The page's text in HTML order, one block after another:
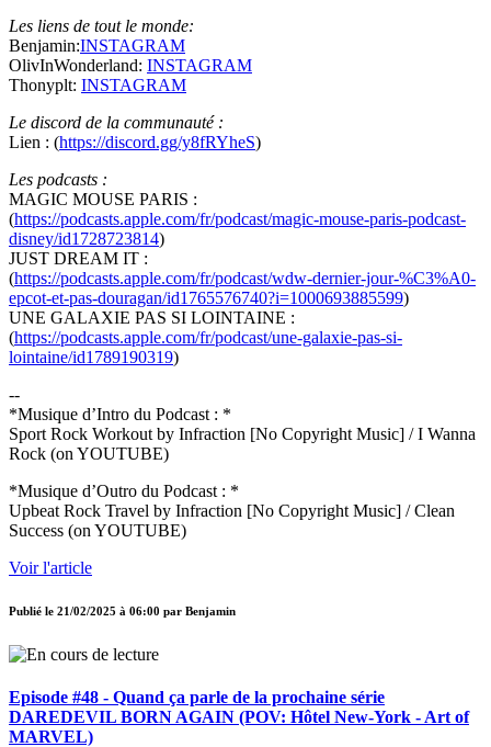
Les liens de tout le monde:
Benjamin:INSTAGRAM
OlivInWonderland: INSTAGRAM
Thonyplt: INSTAGRAM
Le discord de la communauté :
Lien : (https://discord.gg/y8fRYheS)
Les podcasts :
MAGIC MOUSE PARIS :
(https://podcasts.apple.com/fr/podcast/magic-mouse-paris-podcast-
disney/id1728723814)
JUST DREAM IT :
(https://podcasts.apple.com/fr/podcast/wdw-dernier-jour-%C3%A0-
epcot-et-pas-douragan/id1765576740?i=1000693885599)
UNE GALAXIE PAS SI LOINTAINE :
(https://podcasts.apple.com/fr/podcast/une-galaxie-pas-si-
lointaine/id1789190319)
--
*Musique d’Intro du Podcast : *
Sport Rock Workout by Infraction [No Copyright Music] / I Wanna
Rock (on YOUTUBE)
*Musique d’Outro du Podcast : *
Upbeat Rock Travel by Infraction [No Copyright Music] / Clean
Success (on YOUTUBE)
Voir l'article
Publié le 21/02/2025 à 06:00 par Benjamin
Episode #48 - Quand ça parle de la prochaine série
DAREDEVIL BORN AGAIN (POV: Hôtel New-York - Art of
MARVEL)